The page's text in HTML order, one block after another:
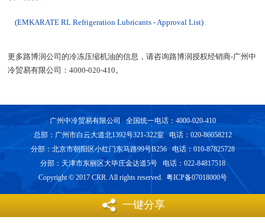
(EMKARATE RL Refrigeration Lubricants - Approval List)
更多路博润公司的冷冻压缩机油的信息，请咨询路博润授权经销商-广州中
冷贸易有限公司：4000-020-410。
广州中冷贸易有限公司 全国统一电话：4000-020-410
总部：广州市白云大道北1392号321-322室 电话：020-86058212
分部：北京市朝阳区小红门东马路99号B256 电话：010-87825728
分部：天津市东丽区大毕庄金达道5号 电话：022-84817518
Copyright © 2017 CRR. All rights reserved. 粤ICP备07018000号
一键分享